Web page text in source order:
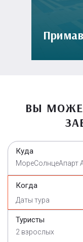
ВЫ
Куда
МореСолнцеАпарт
Когда
Туристы
2 взрослых